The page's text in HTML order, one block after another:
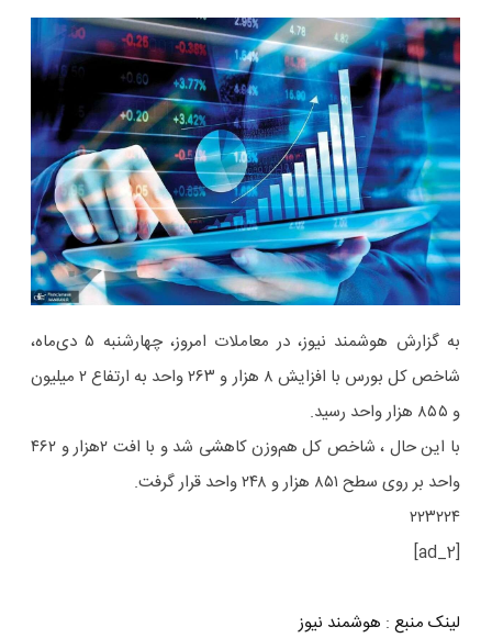
به گزارش هوشمند نیوز، در معاملات امروز، چهارشنبه ۵ دی‌ماه،
شاخص کل بورس با افزایش ۸ هزار و ۲۶۳ واحد به ارتفاع ۲ میلیون
و ۸۵۵ هزار واحد رسید.
با این حال ، شاخص کل هم‌وزن کاهشی شد و با افت ۲هزار و ۴۶۲
واحد بر روی سطح ۸۵۱ هزار و ۲۴۸ واحد قرار گرفت.
۲۲۳۲۲۴
[ad_2]
لینک منبع : هوشمند نیوز